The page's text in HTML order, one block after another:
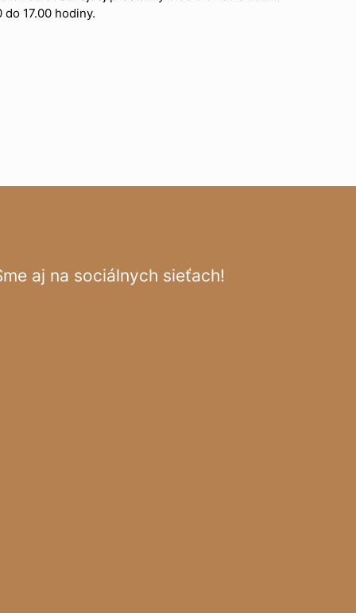
17.00 hodiny.
aj na sociálnych sieťach!